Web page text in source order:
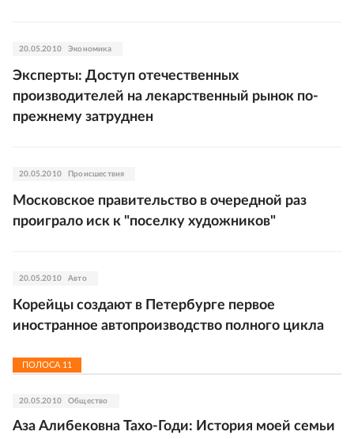
20.05.2010 Экономика
Эксперты: Доступ отечественных
производителей на лекарственный рынок по-
прежнему затруднен
20.05.2010 Происшествия
Московское правительство в очередной раз
проиграло иск к "поселку художников"
20.05.2010 Авто
Корейцы создают в Петербурге первое
иностранное автопроизводство полного цикла
ПОЛОСА 11
20.05.2010 Общество
Аза Алибековна Тахо-Годи: История моей семьи